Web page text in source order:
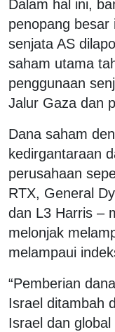
Dalam hal ini,
penopang besar
senjata AS
saham utama
penggunaan
Jalur Gaza dan
Dana saham
kedirgantaraan
perusahaan
RTX, General
dan L3 Harris –
melonjak
melampaui
“Pemberian
Israel ditambah
Israel dan